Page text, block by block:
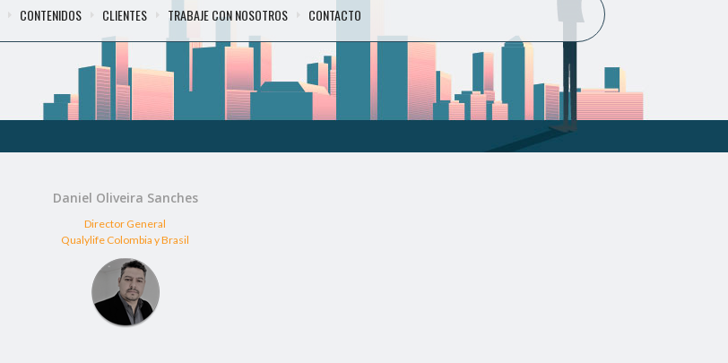
CONTENIDOS CLIENTES TRABAJE CON NOSOTROS CONTACTO
Daniel Oliveira Sanches
Director General
Qualylife Colombia y Brasil